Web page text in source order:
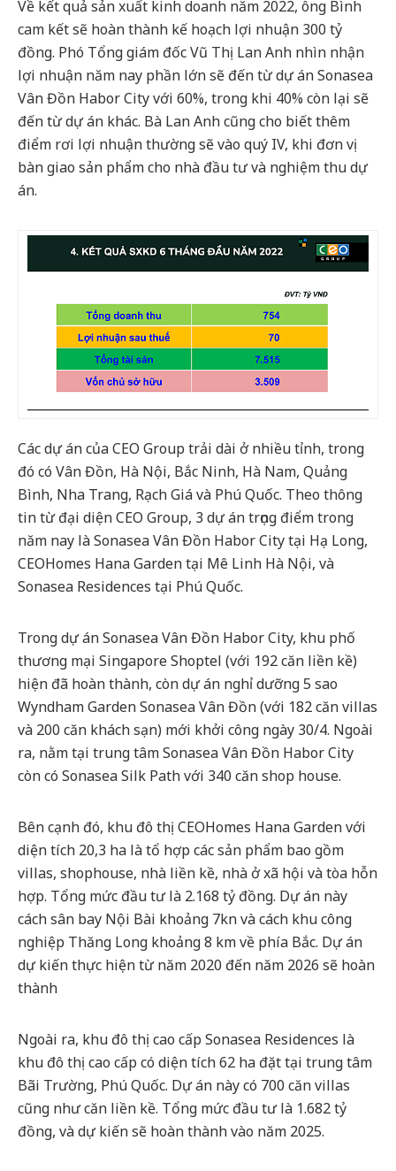
Về kết quả sản xuất kinh doanh năm 2022, ông Bình
cam kết sẽ hoàn thành kế hoạch lợi nhuận 300 tỷ
đồng. Phó Tổng giám đốc Vũ Thị Lan Anh nhìn nhận
lợi nhuận năm nay phần lớn sẽ đến từ dự án Sonasea
Vân Đồn Habor City với 60%, trong khi 40% còn lại sẽ
đến từ dự án khác. Bà Lan Anh cũng cho biết thêm
điểm rơi lợi nhuận thường sẽ vào quý IV, khi đơn vị
bàn giao sản phẩm cho nhà đầu tư và nghiệm thu dự
án.
Các dự án của CEO Group trải dài ở nhiều tỉnh, trong
đó có Vân Đồn, Hà Nội, Bắc Ninh, Hà Nam, Quảng
Bình, Nha Trang, Rạch Giá và Phú Quốc. Theo thông
tin từ đại diện CEO Group, 3 dự án trọng điểm trong
năm nay là Sonasea Vân Đồn Habor City tại Hạ Long,
CEOHomes Hana Garden tại Mê Linh Hà Nội, và
Sonasea Residences tại Phú Quốc.
Trong dự án Sonasea Vân Đồn Habor City, khu phố
thương mại Singapore Shoptel (với 192 căn liền kề)
hiện đã hoàn thành, còn dự án nghỉ dưỡng 5 sao
Wyndham Garden Sonasea Vân Đồn (với 182 căn villas
và 200 căn khách sạn) mới khởi công ngày 30/4. Ngoài
ra, nằm tại trung tâm Sonasea Vân Đồn Habor City
còn có Sonasea Silk Path với 340 căn shop house.
Bên cạnh đó, khu đô thị CEOHomes Hana Garden với
diện tích 20,3 ha là tổ hợp các sản phẩm bao gồm
villas, shophouse, nhà liền kề, nhà ở xã hội và tòa hỗn
hợp. Tổng mức đầu tư là 2.168 tỷ đồng. Dự án này
cách sân bay Nội Bài khoảng 7kn và cách khu công
nghiệp Thăng Long khoảng 8 km về phía Bắc. Dự án
dự kiến thực hiện từ năm 2020 đến năm 2026 sẽ hoàn
thành
Ngoài ra, khu đô thị cao cấp Sonasea Residences là
khu đô thị cao cấp có diện tích 62 ha đặt tại trung tâm
Bãi Trường, Phú Quốc. Dự án này có 700 căn villas
cũng như căn liền kề. Tổng mức đầu tư là 1.682 tỷ
đồng, và dự kiến sẽ hoàn thành vào năm 2025.